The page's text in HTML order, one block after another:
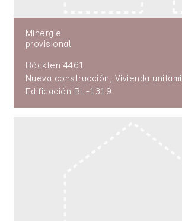
Minergie
provisional
Böckten 4461
Nueva construcción, Vivienda
Edificación BL-1319